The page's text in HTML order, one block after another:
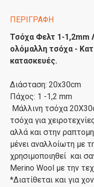
ΠΕΡΙΓΡΑΦΉ
Τσόχα Φελτ 1-1,2mm
ολόμαλλη τσόχα -
κατασκευές.
Διάσταση: 20x30cm
Πάχος: 1 -1,2 mm
Μάλλινη τσόχα
τσόχα για
αλλά και στην
μένει αναλλοίωτη με
χρησιμοποιηθεί και
Merino Wool με την
*Διατίθεται και για